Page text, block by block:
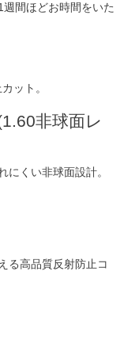
間ほどお時間をいた
ット。
非球面レ
にくい非球面設計。
る高品質反射防止コ